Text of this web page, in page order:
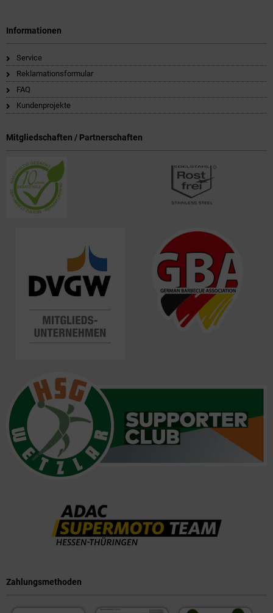
Informationen
Service
Reklamationsformular
FAQ
Kundenprojekte
Mitgliedschaften / Partnerschaften
Zahlungsmethoden